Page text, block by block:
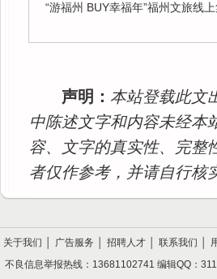
“游福州 BUY幸福年”福州文旅线
声明： 本站登载此文
中陈述文字和内容未经本
容、文字的真实性、完整
者仅作参考，并请自行核
关于我们 广告服务 招聘人才 联系我们
不良信息举报热线：13681102741 编辑QQ：